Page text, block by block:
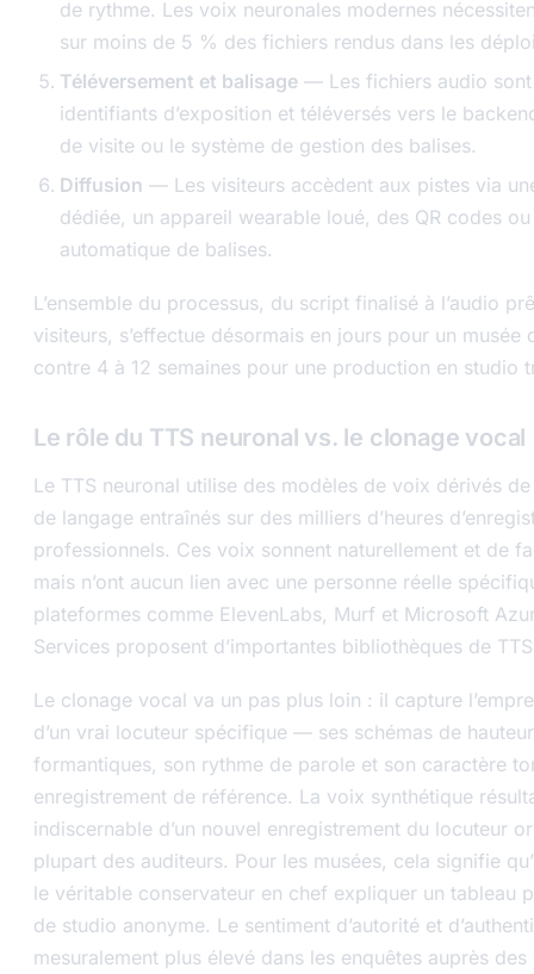
de rythme. Les voix neuronales modernes
sur moins de 5 % des fichiers rendus dans les
Téléversement et balisage — Les fichiers audio
identifiants d’exposition et téléversés vers le
de visite ou le système de gestion des balises.
Diffusion — Les visiteurs accèdent aux pistes via
dédiée, un appareil wearable loué, des QR codes
automatique de balises.
L’ensemble du processus, du script finalisé à l’audio
visiteurs, s’effectue désormais en jours pour un musée
contre 4 à 12 semaines pour une production en studio
Le rôle du TTS neuronal vs. le clonage vocal
Le TTS neuronal utilise des modèles de voix dérivés
de langage entraînés sur des milliers d’heures
professionnels. Ces voix sonnent naturellement et de
mais n’ont aucun lien avec une personne réelle
plateformes comme ElevenLabs, Murf et Microsoft
Services proposent d’importantes bibliothèques de
Le clonage vocal va un pas plus loin : il capture
d’un vrai locuteur spécifique — ses schémas de
formantiques, son rythme de parole et son caractère
enregistrement de référence. La voix synthétique
indiscernable d’un nouvel enregistrement du locuteur
plupart des auditeurs. Pour les musées, cela signifie
le véritable conservateur en chef expliquer un tableau
de studio anonyme. Le sentiment d’autorité et
mesuralement plus élevé dans les enquêtes auprès